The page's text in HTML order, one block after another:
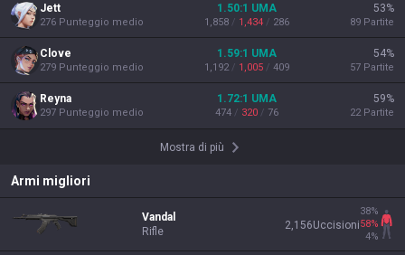
Jett
276 Punteggio medio
1.50:1 UMA
1,858 / 1,434 / 286
53%
89 Partite
Clove
279 Punteggio medio
1.59:1 UMA
1,192 / 1,005 / 409
54%
57 Partite
Reyna
297 Punteggio medio
1.72:1 UMA
474 / 320 / 76
59%
22 Partite
Mostra di più
Armi migliori
Vandal
Rifle
2,156Uccisioni
38%
58%
4%